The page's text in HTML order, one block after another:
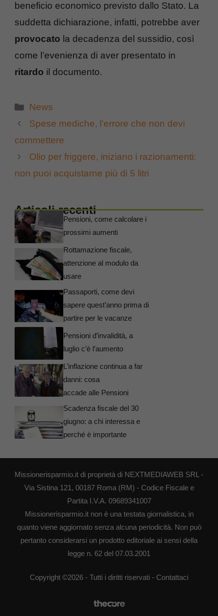
beneficio economico previsto dallo Stato. La
suddetta dichiarazione, infatti, potrebbe aver
provocato la decadenza del sussidio, così
come l’evenienza di aver presentato in
ritardo il documento.
Categorie
News
Spese mediche, l’errore che non devi
commettere
Olio per friggere, iniziano i razionamenti:
non puoi acquistarne più di 5 litri
Articoli recenti
Pensioni, come calcolare i
prossimi aumenti
Rottamazione fiscale,
attenzione al modulo da
usare
Passaporti, come devi
sapere quest’anno prima di
partire per le vacanze
Pensioni d’invalidità, a
luglio c’è l’aumento
L’inflazione continua a far
danni: cosa
accade alle Pensioni
Scadenza fiscale del 30
giugno: a chi interessa e
perché è importante
Missionerisparmio.it di proprietà di NEXTMEDIAWEB SRL -
Via Sistina 121, 00187 Roma (RM) - Codice Fiscale e
Partita I.V.A. 09689341007
Missionerisparmio.it non è una testata giornalistica, in
quanto viene aggiornato senza alcuna periodicità. Non può
pertanto considerarsi un prodotto editoriale ai sensi della
legge n. 62 del 07.03.2001
Copyright ©2026 - Tutti i diritti riservati - Contattaci